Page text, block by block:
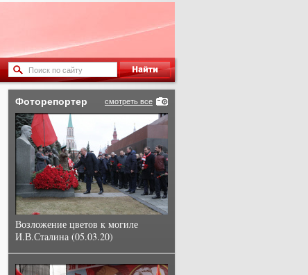
смотреть все
Фоторепортер
Возложение цветов к могиле
И.В.Сталина (05.03.20)